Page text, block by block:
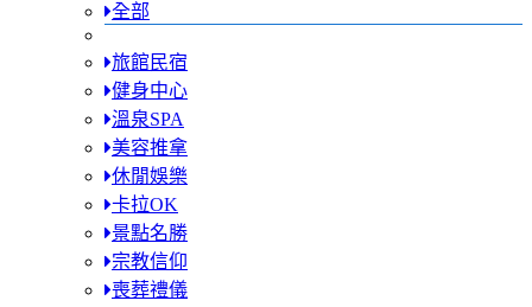
全部
旅館民宿
健身中心
溫泉SPA
美容推拿
休閒娛樂
卡拉OK
景點名勝
宗教信仰
喪葬禮儀